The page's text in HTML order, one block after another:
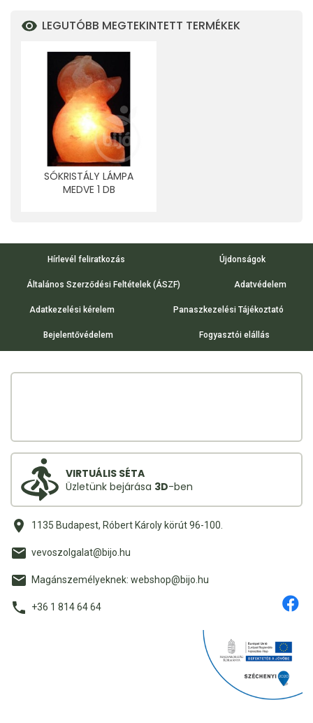
LEGUTÓBB MEGTEKINTETT TERMÉKEK
SÓKRISTÁLY LÁMPA
MEDVE 1 DB
Hírlevél feliratkozás Újdonságok
Általános Szerződési Feltételek (ÁSZF) Adatvédelem
Adatkezelési kérelem Panaszkezelési Tájékoztató
Bejelentővédelem Fogyasztói elállás
VIRTUÁLIS SÉTA
Üzletünk bejárása 3D-ben
1135 Budapest, Róbert Károly körút 96-100.
vevoszolgalat@bijo.hu
Magánszemélyeknek: webshop@bijo.hu
+36 1 814 64 64